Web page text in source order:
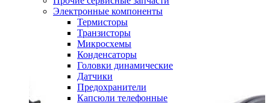
Электронные компоненты
Термисторы
Транзисторы
Микросхемы
Конденсаторы
Головки динамические
Датчики
Предохранители
Капсюли телефонные